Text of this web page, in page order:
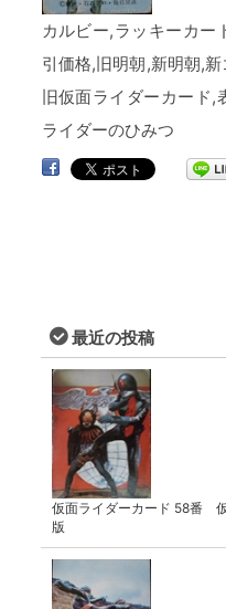
カルビー,ラッキーカー
引価格,旧明朝,新明朝,
旧仮面ライダーカード
ライダーのひみつ
最近の投稿
仮面ライダーカード 58番
版